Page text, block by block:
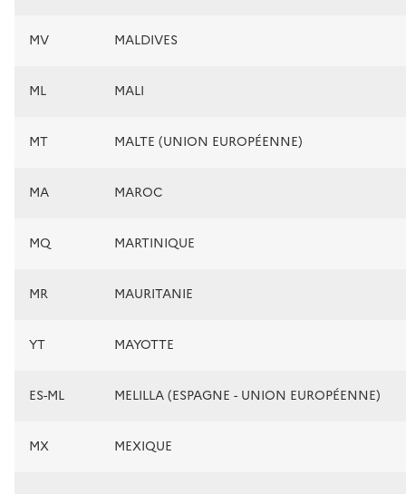
MV MALDIVES
ML MALI
MT MALTE (UNION EUROPÉENNE)
MA MAROC
MQ MARTINIQUE
MR MAURITANIE
YT MAYOTTE
ES-ML MELILLA (ESPAGNE - UNION EUROPÉENNE)
MX MEXIQUE